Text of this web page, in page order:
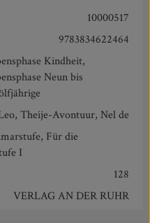
10000517
9783834622464
Kindheit,
Neun bis
Theije-Avontuur, Nel de
Für die
I
128
VERLAG AN DER RUHR